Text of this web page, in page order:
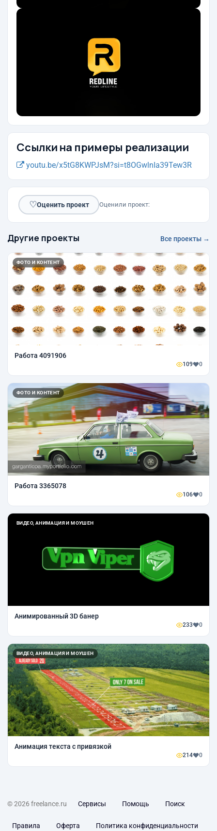
Ссылки на примеры реализации
youtu.be/x5tG8KWPJsM?si=t8OGwlnIa39Tew3R
♡Оценить проект Оценили проект:
Другие проекты Все проекты →
ФОТО И КОНТЕНТ
Работа 4091906
109 0
ФОТО И КОНТЕНТ
Работа 3365078
106 0
ВИДЕО, АНИМАЦИЯ И МОУШЕН
Анимированный 3D банер
233 0
ВИДЕО, АНИМАЦИЯ И МОУШЕН
Анимация текста с привязкой
214 0
© 2026 freelance.ru Сервисы Помощь Поиск
Правила Оферта Политика конфиденциальности